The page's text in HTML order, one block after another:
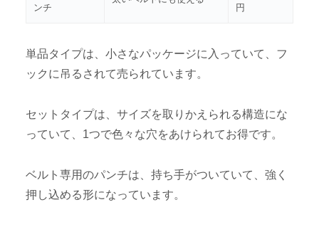
ンチ
円
単品タイプは、小さなパッケージに入っていて、フ
ックに吊るされて売られています。
セットタイプは、サイズを取りかえられる構造にな
っていて、1つで色々な穴をあけられてお得です。
ベルト専用のパンチは、持ち手がついていて、強く
押し込める形になっています。